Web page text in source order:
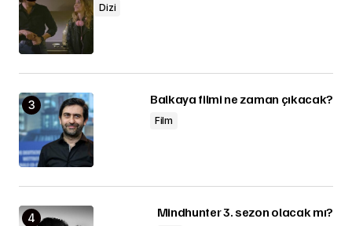
Dizi
Balkaya filmi ne zaman çıkacak?
Film
Mindhunter 3. sezon olacak mı?